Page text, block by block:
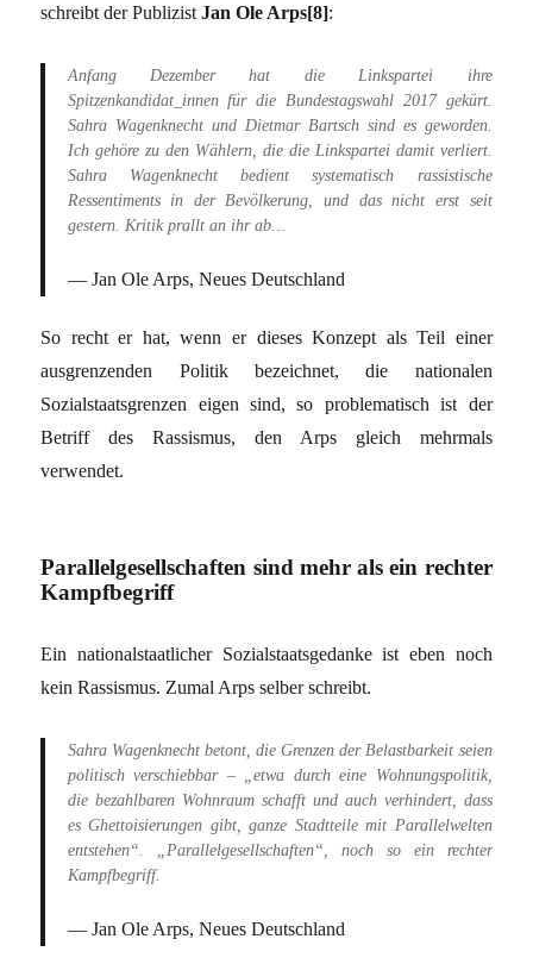
schreibt der PublizistJan Ole Arps[8]:
Anfang Dezember hat die Linkspartei ihre
Spitzenkandidat_innen für die Bundestagswahl 2017 gekürt.
Sahra Wagenknecht und Dietmar Bartsch sind es geworden.
Ich gehöre zu den Wählern, die die Linkspartei damit verliert.
Sahra Wagenknecht bedient systematisch rassistische
Ressentiments in der Bevölkerung, und das nicht erst seit
gestern. Kritik prallt an ihr ab…
Jan Ole Arps, Neues Deutschland
So recht er hat, wenn er dieses Konzept als Teil einer
ausgrenzenden Politik bezeichnet, die nationalen
Sozialstaatsgrenzen eigen sind, so problematisch ist der
Betriff des Rassismus, den Arps gleich mehrmals
verwendet.
Parallelgesellschaften sind mehr als ein rechter
Kampfbegriff
Ein nationalstaatlicher Sozialstaatsgedanke ist eben noch
kein Rassismus. Zumal Arps selber schreibt.
Sahra Wagenknecht betont, die Grenzen der Belastbarkeit seien
politisch verschiebbar – „etwa durch eine Wohnungspolitik,
die bezahlbaren Wohnraum schafft und auch verhindert, dass
es Ghettoisierungen gibt, ganze Stadtteile mit Parallelwelten
entstehen“. „Parallelgesellschaften“, noch so ein rechter
Kampfbegriff.
Jan Ole Arps, Neues Deutschland